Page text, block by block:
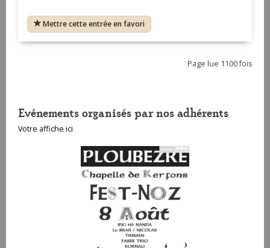
Mettre cette entrée en favori
Page lue 1100 fois
Evénements organisés par nos adhérents
Votre affiche ici